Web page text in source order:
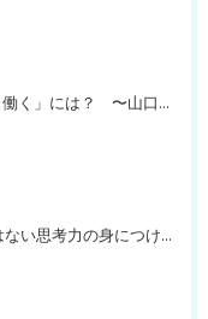
AI時代に「人間らしく働く」には？ 〜山口周さんのインタビュー記事、動画より〜
今井むつみ『ＡＩにはない思考力の身につけ方 ことばの学びはなぜ大切なのか？』